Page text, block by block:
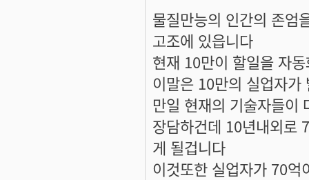
물질만능의 인간의 존엄
고조에 있읍니다
현재 10만이 할일을 자
이말은 10만의 실업자가
만일 현재의 기술자들이
장담하건데 10년내외로
게 될겁니다
이것또한 실업자가 70억